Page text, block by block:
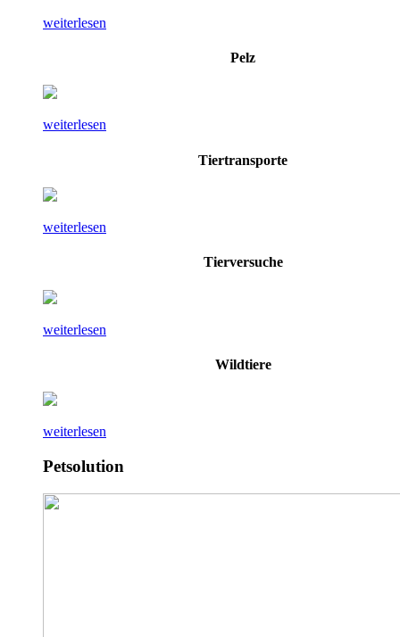
weiterlesen
Pelz
weiterlesen
Tiertransporte
weiterlesen
Tierversuche
weiterlesen
Wildtiere
weiterlesen
Petsolution